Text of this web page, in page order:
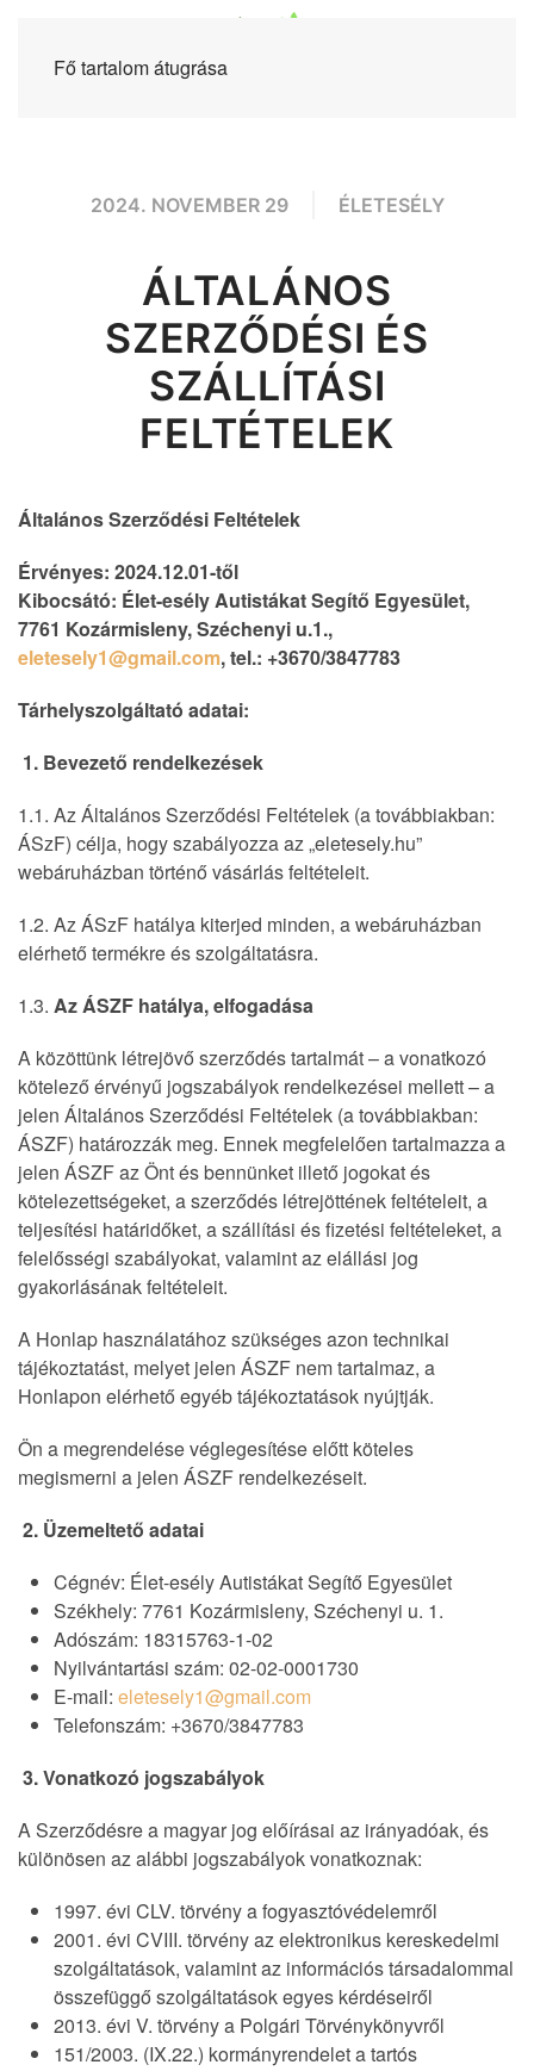
Fő tartalom átugrása
2024. NOVEMBER 29 ÉLETESÉLY
ÁLTALÁNOS
SZERZŐDÉSI ÉS
SZÁLLÍTÁSI
FELTÉTELEK
Általános Szerződési Feltételek
Érvényes: 2024.12.01-től
Kibocsátó: Élet-esély Autistákat Segítő Egyesület,
7761 Kozármisleny, Széchenyi u.1.,
eletesely1@gmail.com, tel.: +3670/3847783
Tárhelyszolgáltató adatai:
1. Bevezető rendelkezések
1.1. Az Általános Szerződési Feltételek (a továbbiakban:
ÁSzF) célja, hogy szabályozza az „eletesely.hu”
webáruházban történő vásárlás feltételeit.
1.2. Az ÁSzF hatálya kiterjed minden, a webáruházban
elérhető termékre és szolgáltatásra.
1.3. Az ÁSZF hatálya, elfogadása
A közöttünk létrejövő szerződés tartalmát – a vonatkozó
kötelező érvényű jogszabályok rendelkezései mellett – a
jelen Általános Szerződési Feltételek (a továbbiakban:
ÁSZF) határozzák meg. Ennek megfelelően tartalmazza a
jelen ÁSZF az Önt és bennünket illető jogokat és
kötelezettségeket, a szerződés létrejöttének feltételeit, a
teljesítési határidőket, a szállítási és fizetési feltételeket, a
felelősségi szabályokat, valamint az elállási jog
gyakorlásának feltételeit.
A Honlap használatához szükséges azon technikai
tájékoztatást, melyet jelen ÁSZF nem tartalmaz, a
Honlapon elérhető egyéb tájékoztatások nyújtják.
Ön a megrendelése véglegesítése előtt köteles
megismerni a jelen ÁSZF rendelkezéseit.
2. Üzemeltető adatai
Cégnév: Élet-esély Autistákat Segítő Egyesület
Székhely: 7761 Kozármisleny, Széchenyi u. 1.
Adószám: 18315763-1-02
Nyilvántartási szám: 02-02-0001730
E-mail: eletesely1@gmail.com
Telefonszám: +3670/3847783
3. Vonatkozó jogszabályok
A Szerződésre a magyar jog előírásai az irányadóak, és
különösen az alábbi jogszabályok vonatkoznak:
1997. évi CLV. törvény a fogyasztóvédelemről
2001. évi CVIII. törvény az elektronikus kereskedelmi
szolgáltatások, valamint az információs társadalommal
összefüggő szolgáltatások egyes kérdéseiről
2013. évi V. törvény a Polgári Törvénykönyvről
151/2003. (IX.22.) kormányrendelet a tartós